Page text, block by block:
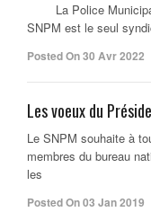
La Police
SNPM est le seul
Posted On 30 Avr 2022
Les voeux du
Le SNPM souhaite à
membres du bureau
les
Posted On 03 Jan 2019